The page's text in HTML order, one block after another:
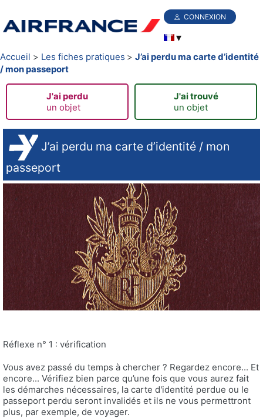
CONNEXION
Accueil Les fiches pratiques
J’ai perdu ma carte d’identité
/ mon passeport
J'ai perdu
un objet
J'ai trouvé
un objet
J’ai perdu ma carte d’identité / mon
passeport
Réflexe n° 1 : vérification
Vous avez passé du temps à chercher ? Regardez encore... Et
encore... Vérifiez bien parce qu’une fois que vous aurez fait
les démarches nécessaires, la carte d'identité perdue ou le
passeport perdu seront invalidés et ils ne vous permettront
plus, par exemple, de voyager.